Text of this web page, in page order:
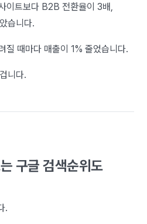
이트보다 B2B 전환율이 3배,
습니다.
질 때마다 매출이 1% 줄었습니다.
니다.
구글 검색순위도
.